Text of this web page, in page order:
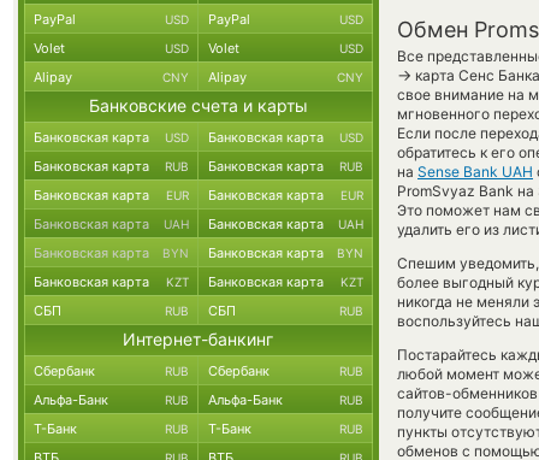
Обмен
Все
→ карта Сенс
свое внимание на
мгновенного
Если после
обратитесь к его
на Sense Bank UAH
PromSvyaz Bank
Это поможет нам
удалить его из
Спешим
более выгодный
никогда не меняли
воспользуйтесь
Постарайтесь
любой момент
сайтов-
получите
пункты
обменов с
PayPal USD PayPal USD
Volet USD Volet USD
Alipay CNY Alipay CNY
Банковские счета и карты
Банковская карта USD Банковская карта USD
Банковская карта RUB Банковская карта RUB
Банковская карта EUR Банковская карта EUR
Банковская карта UAH Банковская карта UAH
Банковская карта BYN Банковская карта BYN
Банковская карта KZT Банковская карта KZT
СБП RUB СБП RUB
Интернет-банкинг
Сбербанк RUB Сбербанк RUB
Альфа-Банк RUB Альфа-Банк RUB
Т-Банк RUB Т-Банк RUB